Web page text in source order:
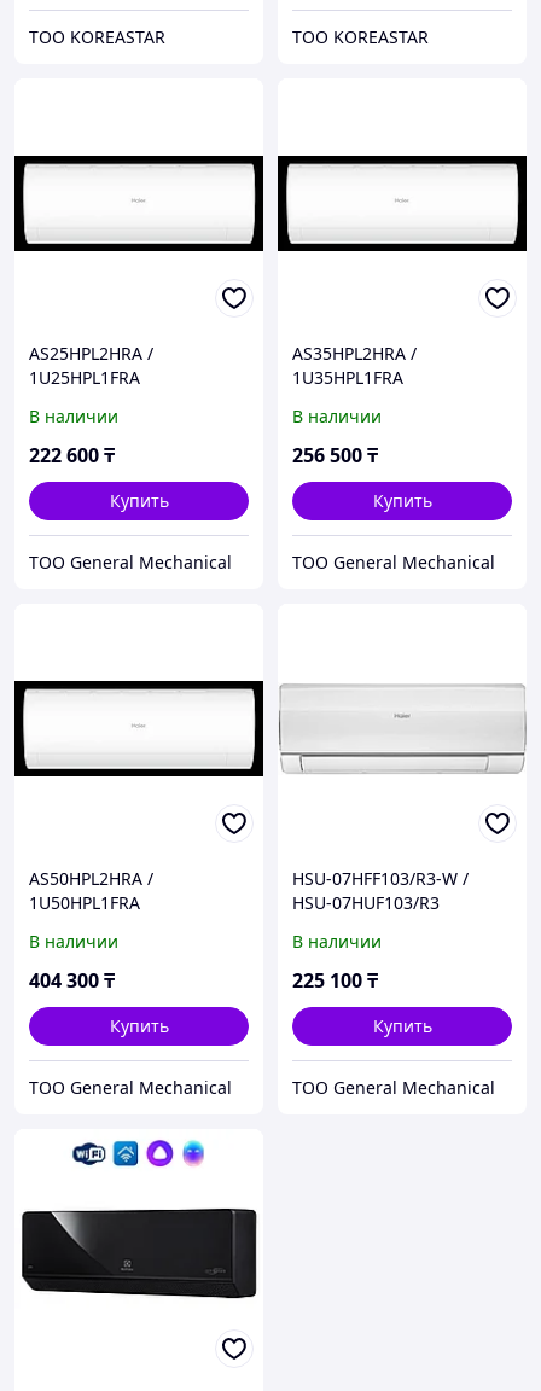
ТОО KOREASTAR ТОО KOREASTAR
AS25HPL2HRA /
1U25HPL1FRA
кондиционер серии Coral
DC HAIER
В наличии
222 600₸
Купить
ТОО General Mechanical
AS35HPL2HRA /
1U35HPL1FRA
кондиционер серии Coral
DC HAIER
В наличии
256 500₸
Купить
ТОО General Mechanical
AS50HPL2HRA /
1U50HPL1FRA
кондиционер серии Coral
DC HAIER
В наличии
404 300₸
Купить
ТОО General Mechanical
HSU-07HFF103/R3-W /
HSU-07HUF103/R3
On-Off HAIER с
установочным
В наличии
225 100₸
Купить
ТОО General Mechanical